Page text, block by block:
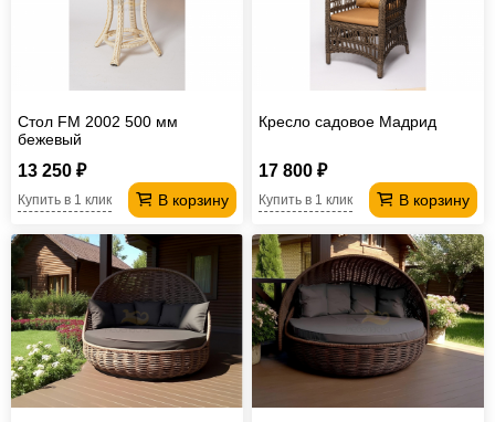
Стол FM 2002 500 мм
бежевый
13 250 ₽
В корзину
Купить в 1 клик
Кресло садовое Мадрид
17 800 ₽
В корзину
Купить в 1 клик